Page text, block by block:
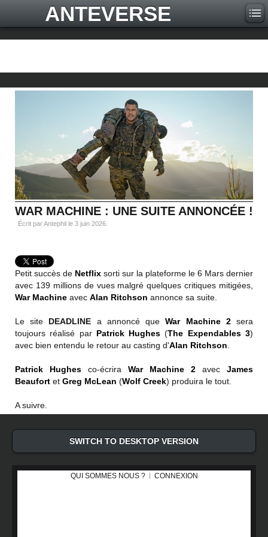
ANTEVERSE
WAR MACHINE : UNE SUITE ANNONCÉE !
Écrit par Antephil le 3 juin 2026
Petit succès de Netflix sorti sur la plateforme le 6 Mars dernier
avec 139 millions de vues malgré quelques critiques mitigées,
War Machine avec Alan Ritchson annonce sa suite.
Le site DEADLINE a annoncé queWar Machine 2sera
toujours réalisé parPatrick Hughes (The Expendables 3)
avec bien entendu le retour au casting d'Alan Ritchson
Patrick Hughes co-écrira War Machine 2 avec James
Beaufort et Greg McLean (Wolf Creek) produira le tout.
A suivre.
SWITCH TO DESKTOP VERSION
QUI SOMMES NOUS ? CONNEXION